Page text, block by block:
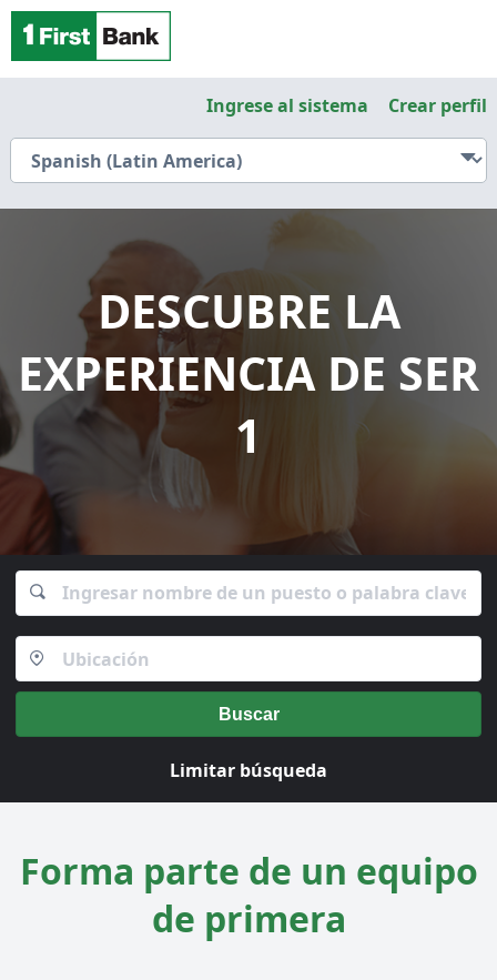
Ingrese al sistema Crear perfil
DESCUBRE LA
EXPERIENCIA DE SER
1
Buscar
Limitar búsqueda
Forma parte de un equipo
de primera